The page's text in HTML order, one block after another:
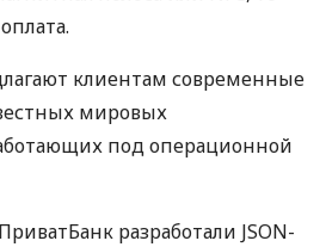
клиентам современные
мировых
под операционной
разработали JSON-